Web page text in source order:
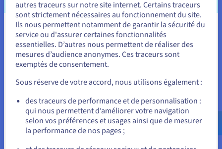
Conseil, du 24 octobre 1995, relative à la protection
des personnes physiques à l'égard du traitement des
données à caractère personnel et à la libre
circulation de ces données, abrogée le 25 mai 2018
par le Règlement (UE) 2016/679.
Règlement (UE) 2016/679 du Parlement européen et
du Conseil du 27 avril 2016 relatif à la protection des
personnes physiques à l'égard du traitement des
données à caractère personnel et à la libre
circulation de ces données, et abrogeant la directive
95/46/CE (règlement général sur la protection des
données).
Charte des droits fondamentaux de l’Union
Vous semblez être localisé en États-
Unis.
Pour commander, rendez-vous sur le site de votre pays (États-
Allez sur le site États-Unis
us.ovhcloud.com/
Anglais USD - $
ou
autres traceurs sur notre site internet. Certains traceurs
sont strictement nécessaires au fonctionnement du site.
Ils nous permettent notamment de garantir la sécurité du
service ou d'assurer certaines fonctionnalités
essentielles. D’autres nous permettent de réaliser des
mesures d’audience anonymes. Ces traceurs sont
exemptés de consentement.
Sous réserve de votre accord, nous utilisons également :
des traceurs de performance et de personnalisation :
qui nous permettent d’améliorer votre navigation
selon vos préférences et usages ainsi que de mesurer
la performance de nos pages ;